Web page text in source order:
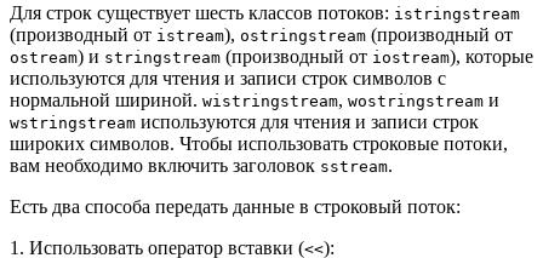
Для строк существует шесть классов потоков: istringstream
(производный от istream), ostringstream (производный от
ostream) и stringstream (производный от iostream), которые
используются для чтения и записи строк символов с
нормальной шириной. wistringstream, wostringstream и
wstringstream используются для чтения и записи строк
широких символов. Чтобы использовать строковые потоки,
вам необходимо включить заголовок sstream.
Есть два способа передать данные в строковый поток:
1. Использовать оператор вставки (<<):